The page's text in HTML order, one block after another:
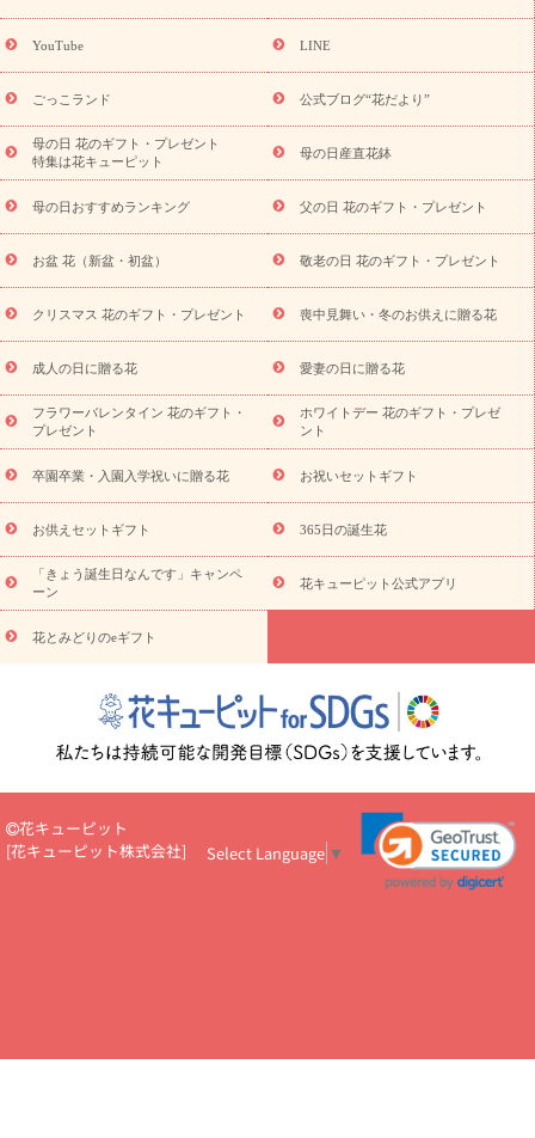
9月の誕生花(リンドウ)
ら探す
お祝いの花特集 当日配達特急便 お祝い商品一覧
念日
結婚祝い 出産祝い 退院祝い・快気祝い
寿祝い
プチギフト ペットのお祝いフラワー
供え・お悔やみ商品一覧
お供え・お悔やみの花
四十九日法要以
降に贈る花
通夜・葬儀に贈る花
お供え お花とセットギフト
お供え プリザーブドフラワー
ペットのお供えフラワー
お盆（新
盆・初盆）
その他 お祝い返し お見舞い
お取り寄せギフト
ビジネス用
ご自宅用 観葉植物 ミディ胡蝶蘭
プリザーブ
ドフラワー
スタイルから探す アレンジメント 花束
スタ
ンド花
お祝い お供え・お悔やみ 胡蝶蘭 胡蝶蘭・花鉢
ディ胡蝶蘭・お祝い
ミディ胡蝶蘭・お供え
世界初の青色胡蝶蘭
観葉植物
観葉植物 産直多肉植物
プリザーブドフラワー
お祝い
お供え・お悔やみ 花とセットギフト
セミオーダー
プチギフト（hanamore -ハナモア-）
花とみどりのeギフト
キューピットのeGfit
カラー ピンク イエローオレンジ
レッ
ド
お花の種類 トルコキキョウ
お祝い お祝い・3000円～ お祝い・4000円～
お祝い・
5000円～
お祝い・7000円～ お祝い・ 10000円～
お供え・お
悔やみ
円～
お供え・お悔やみ・
読み物
いのマナー
定年退職祝いのマナー
お祝いを贈るときのマナー・
花キューピットのお祝いコラム一覧
誕生日のお花を「色
彩心理学」で選ぶ方法
結婚祝いの予算相場
出産祝いお役立ち情
ール
新築引っ越し祝いコラム お祝い花のマナー総まとめ
職
場上司や先輩へ贈るお祝い花の正解は？
開店祝いの花 選び方ガイ
あり)
花キューピット×専門家
CO2排出量削減 / SDGsを考える
YouTube LINE
ごっこランド 公式ブログ“花だより”
母の日 花のギフト・プレゼント
特集は花キューピット
母の日産直花鉢
母の日おすすめランキング 父の日 花のギフト・プレゼント
お盆 花（新盆・初盆） 敬老の日 花のギフト・プレゼント
クリスマス 花のギフト・プレゼント 喪中見舞い・冬のお供えに贈る花
成人の日に贈る花 愛妻の日に贈る花
フラワーバレンタイン 花のギフト・
プレゼント
ホワイトデー 花のギフト・プレゼ
ント
卒園卒業・入園入学祝いに贈る花 お祝いセットギフト
お供えセットギフト 365日の誕生花
「きょう誕生日なんです」キャンペ
ーン
花キューピット公式アプリ
花とみどりのeギフト
花キューピット
[花キューピット株式会社] Select Language ▼